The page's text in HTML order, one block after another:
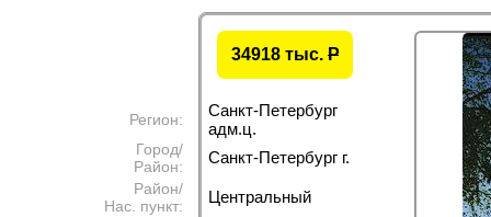
34918 тыс. P
Регион:
Санкт-Петербург
адм.ц.
Город/
Район:
Санкт-Петербург г.
Район/
Нас. пункт:
Центральный